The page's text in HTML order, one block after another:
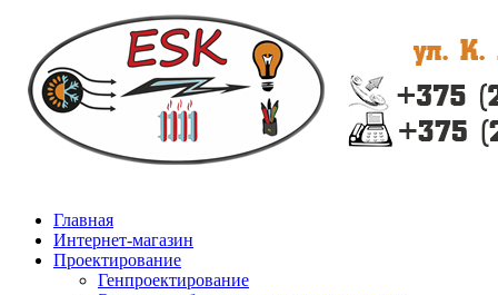
Главная
Интернет-магазин
Проектирование
Генпроектирование